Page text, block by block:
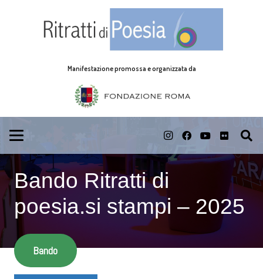
Manifestazione promossa e organizzata da
Bando Ritratti di
poesia.si stampi – 2025
Bando